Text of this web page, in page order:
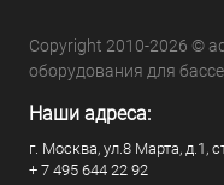
Copyright 2010-2026 ©
оборудования для
Наши адреса:
г. Москва, ул.8 Марта, д.1,
+ 7 495 644 22 92